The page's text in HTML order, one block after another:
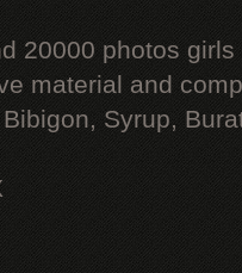
20000 photos
material and
Syrup,